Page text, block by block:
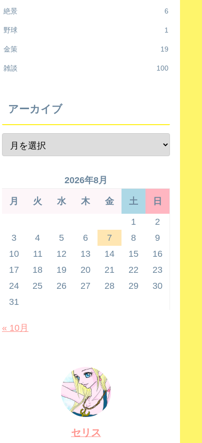
絶景 6
野球 1
金策 19
雑談 100
アーカイブ
2026年8月
月 火 水 木 金 土 日
1
2
3
4 5 6 7 8
9
10
11 12 13 14 15
16
17
18 19 20 21 22
23
24
25 26 27 28 29
30
31
« 10月
セリス